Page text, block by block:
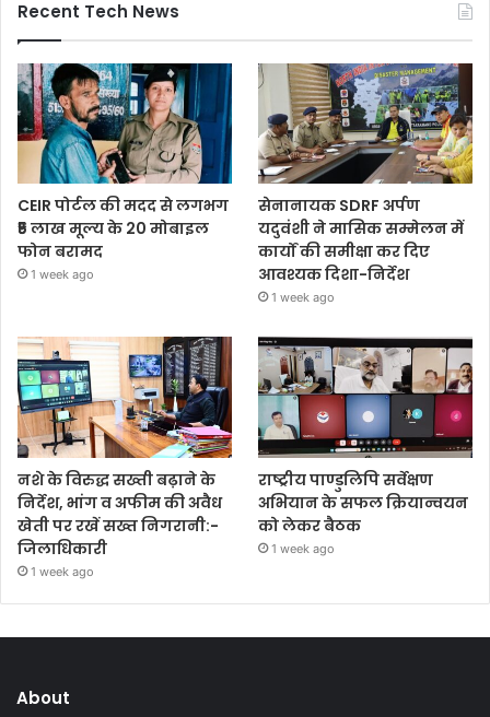
Recent Tech News
CEIR पोर्टल की मदद से लगभग
₹5 लाख मूल्य के 20 मोबाइल
फोन बरामद
1 week ago
सेनानायक SDRF अर्पण
यदुवंशी ने मासिक सम्मेलन में
कार्यों की समीक्षा कर दिए
आवश्यक दिशा-निर्देश
1 week ago
नशे के विरुद्ध सख्ती बढ़ाने के
निर्देश, भांग व अफीम की अवैध
खेती पर रखें सख्त निगरानी:-
जिलाधिकारी
1 week ago
राष्ट्रीय पाण्डुलिपि सर्वेक्षण
अभियान के सफल क्रियान्वयन
को लेकर बैठक
1 week ago
About